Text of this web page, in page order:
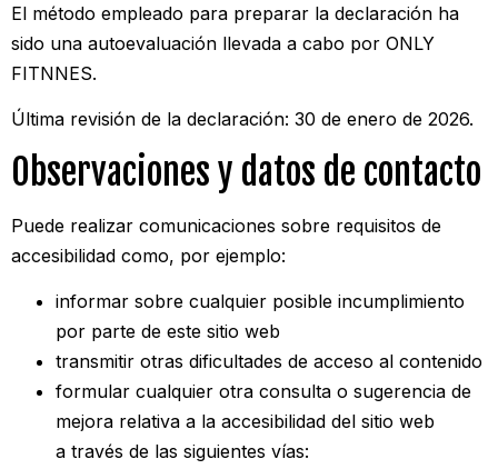
El método empleado para preparar la declaración ha
sido una autoevaluación llevada a cabo por ONLY
FITNNES.
Última revisión de la declaración: 30 de enero de 2026.
Observaciones y datos de contacto
Puede realizar comunicaciones sobre requisitos de
accesibilidad como, por ejemplo:
informar sobre cualquier posible incumplimiento
por parte de este sitio web
transmitir otras dificultades de acceso al contenido
formular cualquier otra consulta o sugerencia de
mejora relativa a la accesibilidad del sitio web
a través de las siguientes vías: